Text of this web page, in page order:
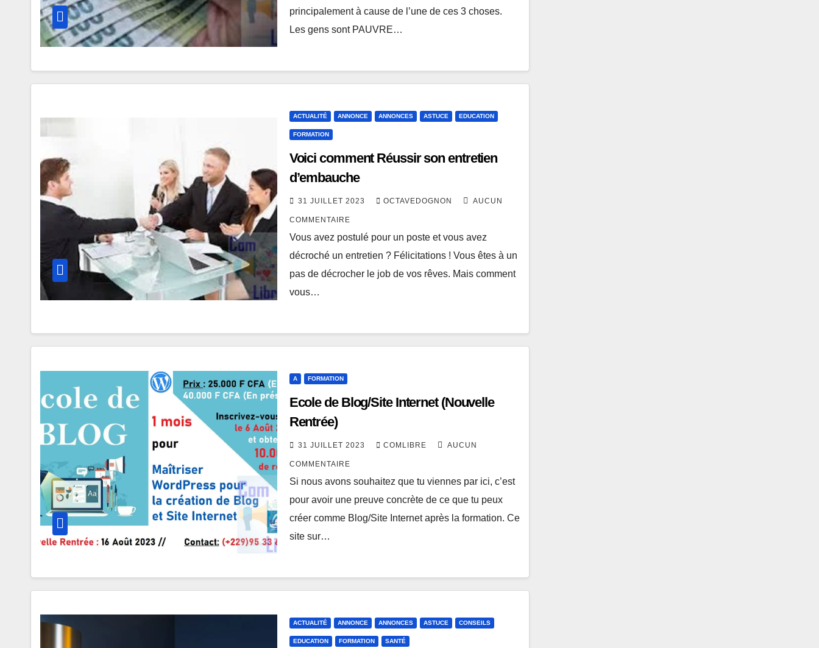
principalement à cause de l’une de ces 3 choses.
Les gens sont PAUVRE…
ACTUALITÉ ANNONCE ANNONCES ASTUCE EDUCATION
FORMATION
Voici comment Réussir son entretien
d’embauche
31 JUILLET 2023 OCTAVEDOGNON AUCUN
COMMENTAIRE
Vous avez postulé pour un poste et vous avez
décroché un entretien ? Félicitations ! Vous êtes à un
pas de décrocher le job de vos rêves. Mais comment
vous…
A FORMATION
Ecole de Blog/Site Internet (Nouvelle
Rentrée)
31 JUILLET 2023 COMLIBRE AUCUN
COMMENTAIRE
Si nous avons souhaitez que tu viennes par ici, c’est
pour avoir une preuve concrète de ce que tu peux
créer comme Blog/Site Internet après la formation. Ce
site sur…
ACTUALITÉ ANNONCE ANNONCES ASTUCE CONSEILS
EDUCATION FORMATION SANTÉ